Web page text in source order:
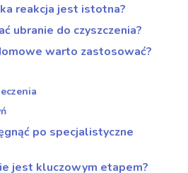
reakcja jest istotna?
ubranie do czyszczenia?
warto zastosować?
po specjalistyczne
jest kluczowym etapem?